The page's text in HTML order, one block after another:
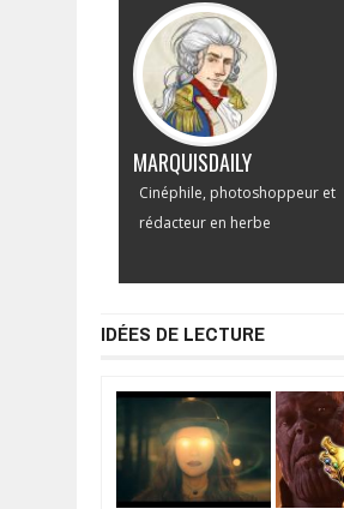
MARQUISDAILY
Cinéphile, photoshoppeur et
rédacteur en herbe
IDÉES DE LECTURE